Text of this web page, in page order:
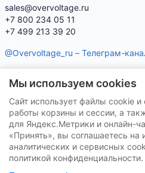
sales@overvoltage.ru
+7 800 234 05 11
+7 499 213 39 20
@Overvoltage_ru – Телеграм-
характеристики, наличие, подбор
Нашу продукцию Вы можете
Мы используем cookies
Сайт использует файлы cookie и
работы корзины и сессии, а
для Яндекс.Метрики и онлайн-
«Принять», вы соглашаетесь на
аналитических и сервисных
политикой конфиденциальности.